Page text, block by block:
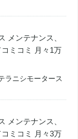
メンテナンス、
ミコミ 月々1万
ラニシモータース
メンテナンス、
ミコミ 月々3万